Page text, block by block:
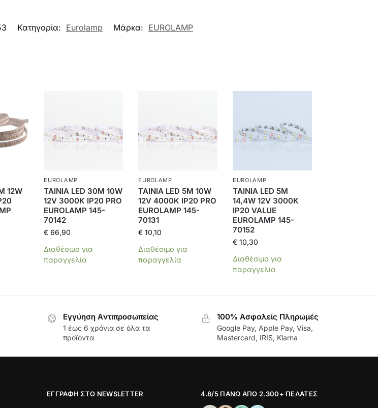
Κατηγορία: Eurolamp Μάρκα: EUROLAMP
12W
EUROLAMP
ΤΑΙΝΙΑ LED 30M 10W
12V 3000K IP20 PRO
EUROLAMP 145-
70142
€ 66,90
Διαθέσιμο για
παραγγελία
EUROLAMP
ΤΑΙΝΙΑ LED 5M 10W
12V 4000K IP20 PRO
EUROLAMP 145-
70131
€ 10,10
Διαθέσιμο για
παραγγελία
EUROLAMP
ΤΑΙΝΙΑ LED 5M
14,4W 12V 3000K
IP20 VALUE
EUROLAMP 145-
70152
€10,30
Διαθέσιμο για
παραγγελία
Εγγύηση Aντιπροσωπείας
1 έως 6 χρόνια σε όλα τα
προϊόντα
100% Ασφαλείς Πληρωμές
Google Pay, Apple Pay, Visa,
Mastercard, IRIS, Klarna
ΕΓΓΡΑΦΉ ΣΤΟ NEWSLETTER 4.8/5 ΠΆΝΩ ΑΠΌ 2.300+ ΠΕΛΆΤΕΣ